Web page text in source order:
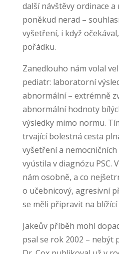
další návštěvy ordinace
poněkud nerad –
vyšetření, i když
pořádku.
Zanedlouho nám volal
pediatr: laboratorní
abnormální – extrémně
abnormální hodnoty
výsledky mimo normu.
trvající bolestná cesta
vyšetření a
vyústila v diagnózu PSC.
nám osobně, a co
o učebnicový, agresivní
se měli připravit na
Jakeův příběh mohl
psal se rok 2002 – nebýt